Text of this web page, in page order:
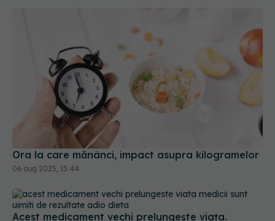
Ora la care mănânci, impact asupra kilogramelor
06 aug 2025, 15:44
Acest medicament vechi prelungește viața.